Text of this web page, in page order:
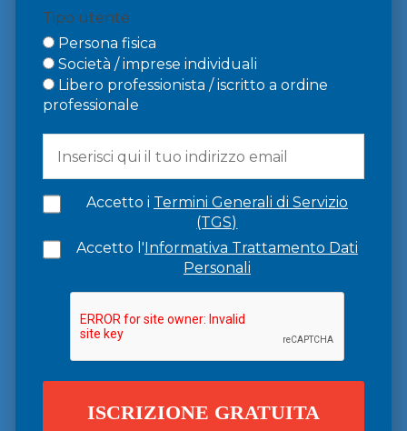
Tipo utente
Persona fisica
Società / imprese individuali
Libero professionista / iscritto a ordine
professionale
Accetto i Termini Generali di Servizio
(TGS)
Accetto l'Informativa Trattamento Dati
Personali